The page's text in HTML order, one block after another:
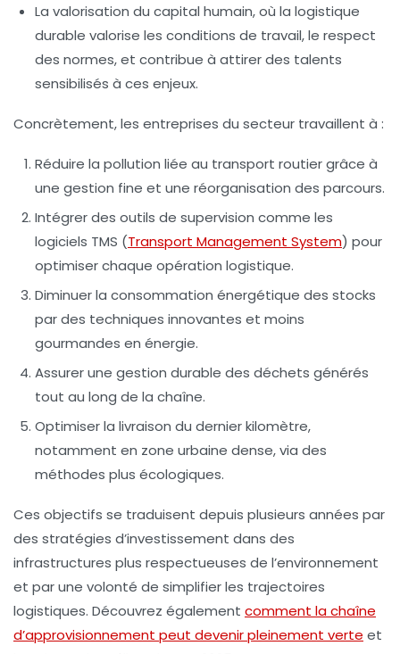
La valorisation du capital humain, où la logistique
durable valorise les conditions de travail, le respect
des normes, et contribue à attirer des talents
sensibilisés à ces enjeux.
Concrètement, les entreprises du secteur travaillent à :
Réduire la pollution liée au transport routier grâce à
une gestion fine et une réorganisation des parcours.
Intégrer des outils de supervision comme les
logiciels TMS (Transport Management System) pour
optimiser chaque opération logistique.
Diminuer la consommation énergétique des stocks
par des techniques innovantes et moins
gourmandes en énergie.
Assurer une gestion durable des déchets générés
tout au long de la chaîne.
Optimiser la livraison du dernier kilomètre,
notamment en zone urbaine dense, via des
méthodes plus écologiques.
Ces objectifs se traduisent depuis plusieurs années par
des stratégies d’investissement dans des
infrastructures plus respectueuses de l’environnement
et par une volonté de simplifier les trajectoires
logistiques. Découvrez également comment la chaîne
d’approvisionnement peut devenir pleinement verte et